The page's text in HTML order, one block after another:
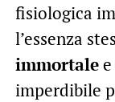
fisiologica
l’essenza
immortalee
imperdibile